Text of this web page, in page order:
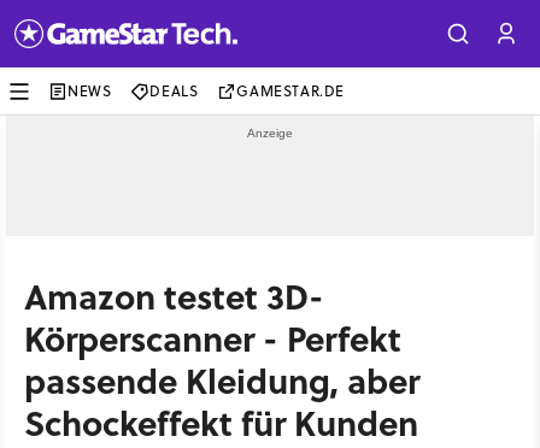
NEWS DEALS GAMESTAR.DE
Amazon testet 3D-
Körperscanner - Perfekt
passende Kleidung, aber
Schockeffekt für Kunden